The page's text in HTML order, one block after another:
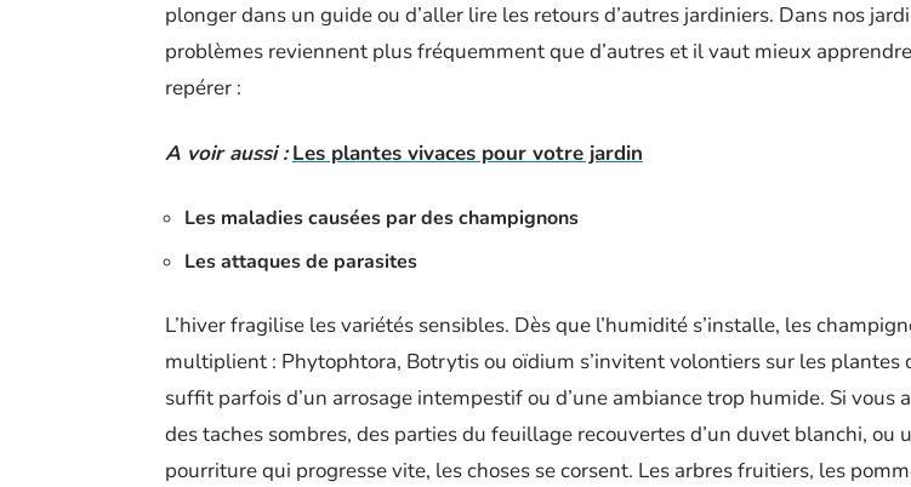
plonger dans un guide ou d’aller lire les retours d’autres jardiniers. Dans nos
problèmes reviennent plus fréquemment que d’autres et il vaut mieux
repérer :
A voir aussi : Les plantes vivaces pour votre jardin
Les maladies causées par des champignons
Les attaques de parasites
L’hiver fragilise les variétés sensibles. Dès que l’humidité s’installe, les
multiplient : Phytophtora, Botrytis ou oïdium s’invitent volontiers sur les plantes
suffit parfois d’un arrosage intempestif ou d’une ambiance trop humide. Si vous
des taches sombres, des parties du feuillage recouvertes d’un duvet blanchi, ou
pourriture qui progresse vite, les choses se corsent. Les arbres fruitiers, les